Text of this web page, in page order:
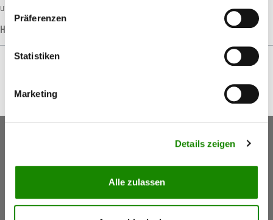
Präferenzen
Statistiken
Marketing
Details zeigen
Alle zulassen
und somit wird die Lebensdauer Ihrer Pistole…
Hersteller-Informationen
Keine Aktionen, Angebote & Informationen mehr
5,50 €(Inkl. Mwst.)Gutschein